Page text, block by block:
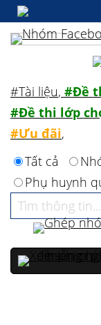
#Tài liệu, #Đề
#Đề thi lớp
#Ưu đãi,
Tất cả
Phụ huynh